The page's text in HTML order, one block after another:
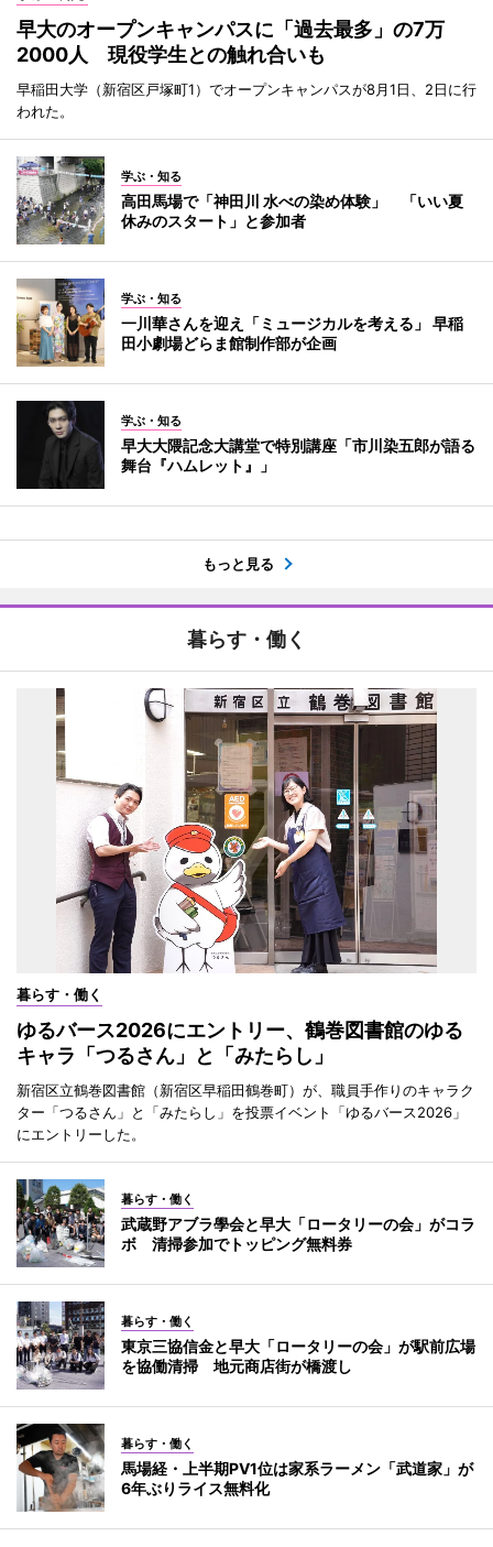
早大のオープンキャンパスに「過去最多」の7万
2000人 現役学生との触れ合いも
早稲田大学（新宿区戸塚町1）でオープンキャンパスが8月1日、2日に行
われた。
学ぶ・知る
高田馬場で「神田川 水べの染め体験」 「いい夏
休みのスタート」と参加者
学ぶ・知る
一川華さんを迎え「ミュージカルを考える」 早稲
田小劇場どらま館制作部が企画
学ぶ・知る
早大大隈記念大講堂で特別講座「市川染五郎が語る
舞台『ハムレット』」
もっと見る
暮らす・働く
暮らす・働く
ゆるバース2026にエントリー、鶴巻図書館のゆる
キャラ「つるさん」と「みたらし」
新宿区立鶴巻図書館（新宿区早稲田鶴巻町）が、職員手作りのキャラク
ター「つるさん」と「みたらし」を投票イベント「ゆるバース2026」
にエントリーした。
暮らす・働く
武蔵野アブラ學会と早大「ロータリーの会」がコラ
ボ 清掃参加でトッピング無料券
暮らす・働く
東京三協信金と早大「ロータリーの会」が駅前広場
を協働清掃 地元商店街が橋渡し
暮らす・働く
馬場経・上半期PV1位は家系ラーメン「武道家」が
6年ぶりライス無料化